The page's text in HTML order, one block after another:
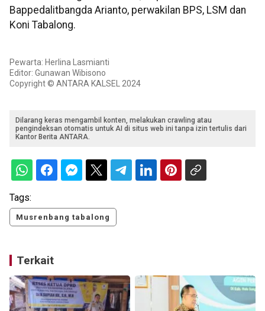
Bappedalitbangda Arianto, perwakilan BPS, LSM dan
Koni Tabalong.
Pewarta: Herlina Lasmianti
Editor: Gunawan Wibisono
Copyright © ANTARA KALSEL 2024
Dilarang keras mengambil konten, melakukan crawling atau
pengindeksan otomatis untuk AI di situs web ini tanpa izin tertulis dari
Kantor Berita ANTARA.
Tags:
Musrenbang tabalong
Terkait